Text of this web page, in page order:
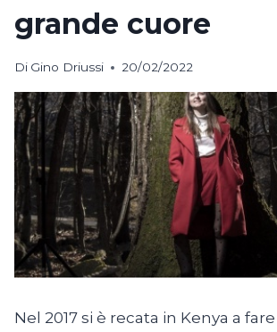
grande cuore
Di Gino Driussi 20/02/2022
Nel 2017 si è recata in Kenya a fare